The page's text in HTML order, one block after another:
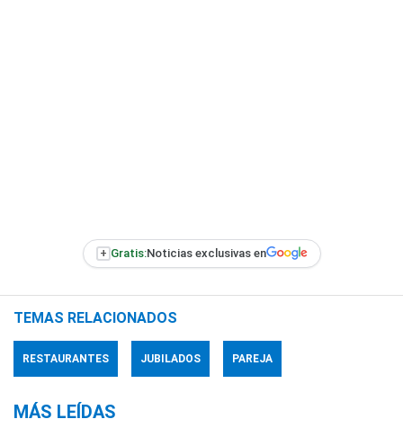
+ Gratis:Noticias exclusivas en
TEMAS RELACIONADOS
RESTAURANTES JUBILADOS PAREJA
MÁS LEÍDAS